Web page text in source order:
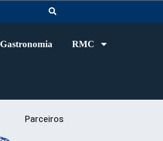
Gastronomia RMC
Parceiros